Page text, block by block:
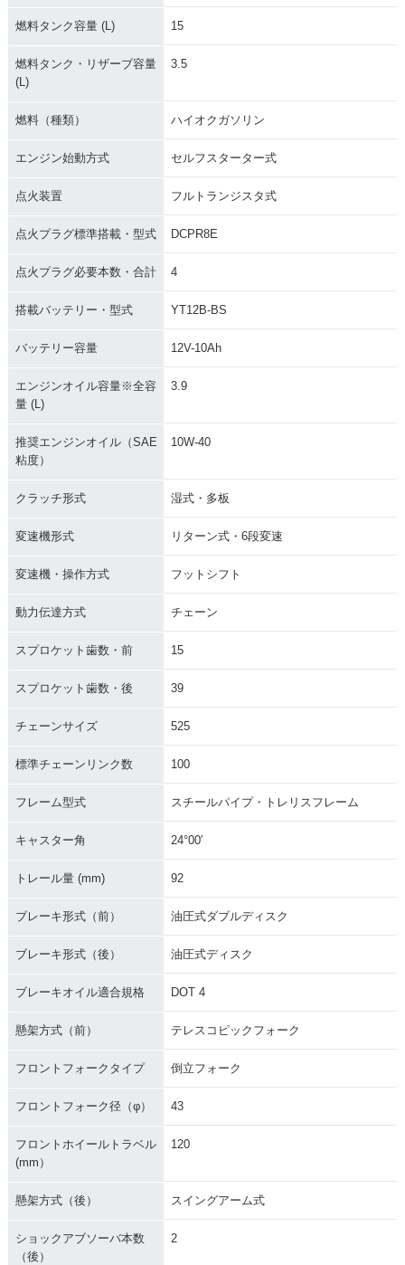
燃料タンク容量 (L) 15
燃料タンク・リザーブ容量
(L)
3.5
燃料（種類） ハイオクガソリン
エンジン始動方式 セルフスターター式
点火装置 フルトランジスタ式
点火プラグ標準搭載・型式 DCPR8E
点火プラグ必要本数・合計 4
搭載バッテリー・型式 YT12B-BS
バッテリー容量 12V-10Ah
エンジンオイル容量※全容
量 (L)
3.9
推奨エンジンオイル（SAE
粘度）
10W-40
クラッチ形式 湿式・多板
変速機形式 リターン式・6段変速
変速機・操作方式 フットシフト
動力伝達方式 チェーン
スプロケット歯数・前 15
スプロケット歯数・後 39
チェーンサイズ 525
標準チェーンリンク数 100
フレーム型式 スチールパイプ・トレリスフレーム
キャスター角 24°00′
トレール量 (mm) 92
ブレーキ形式（前） 油圧式ダブルディスク
ブレーキ形式（後） 油圧式ディスク
ブレーキオイル適合規格 DOT 4
懸架方式（前） テレスコピックフォーク
フロントフォークタイプ 倒立フォーク
フロントフォーク径（φ） 43
フロントホイールトラベル
(mm）
120
懸架方式（後） スイングアーム式
ショックアブソーバ本数
（後）
2